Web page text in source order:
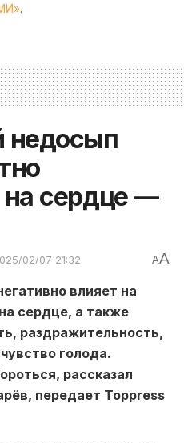
.
недосып
на сердце —
02/07 21:32 AA
влияет на
сердце, а также
раздражительность,
голода.
рассказал
передает Toppress